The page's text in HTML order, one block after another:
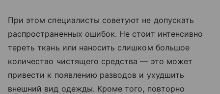
При этом специалисты советуют не допускать
распространенных ошибок. Не стоит интенсивно
тереть ткань или наносить слишком большое
количество чистящего средства — это может
привести к появлению разводов и ухудшить
внешний вид одежды. Кроме того, повторно